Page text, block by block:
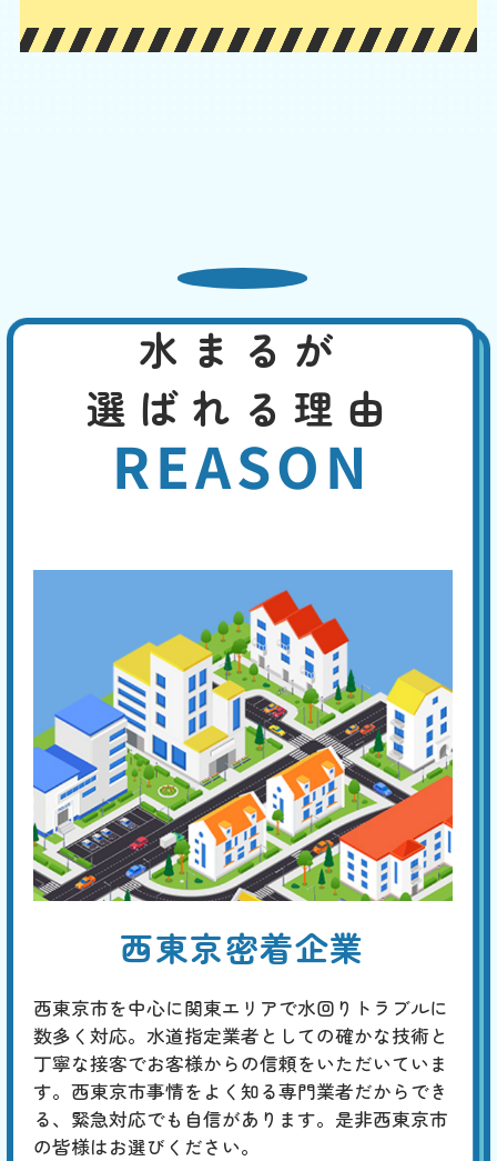
ます。
使用するなどで、対策できます。先ずは、どこから水漏れしているかを
トイレの水がとまらない
基本料
3,000 円 W
EB
限
定
割
作業費
2,200円
合計 2,200
便器や手洗い管の水が流れっぱなしの場合は、トイレタンク内の機器の
い。
手洗い管から水がでない
基本料
3,000円 W
EB
限
定
割
引
作業費
3,300 円
部品代
0円〜
合計 3,300 円〜
トイレタンクのレバーやボタンを押しても水が流れない場合は、内蔵フ
ィルターの目詰まり、ジャバラホースの異常、タンク内のボールタップ
の故障、ダイヤフラムの故障などが原因と考えられます。 先ずはタン
クのフタを開けて内部を点検し、どの部分が原因かを特定してくださ
い。
基本料
3,000 円 W
定
割
引
作業費
4,400
合計 4,400円〜
「チョロチョロ」「カラカラ」「シューシュー」はタンク内の部品の劣
化、「ゴボゴボ」「ゴー」「ブーン」は配管のつまりや劣化、「ゴンゴ
ン」「ガンッ」は水道管内圧力の急激な変化によるウォーターハンマー
現象、「コンコン」「カンカン」は冬場に発生する排水管の膨張などが
原因と考えられます。専門の業者による適切な対策が必要です。
水まるが
選ばれる理由
REASON
西東京密着企業
西東京市を中心に関東エリアで水回りトラブルに
数多く対応。水道指定業者としての確かな技術と
丁寧な接客でお客様からの信頼をいただいていま
す。西東京市事情をよく知る専門業者だからでき
る、緊急対応でも自信があります。是非西東京市
の皆様はお選びください。